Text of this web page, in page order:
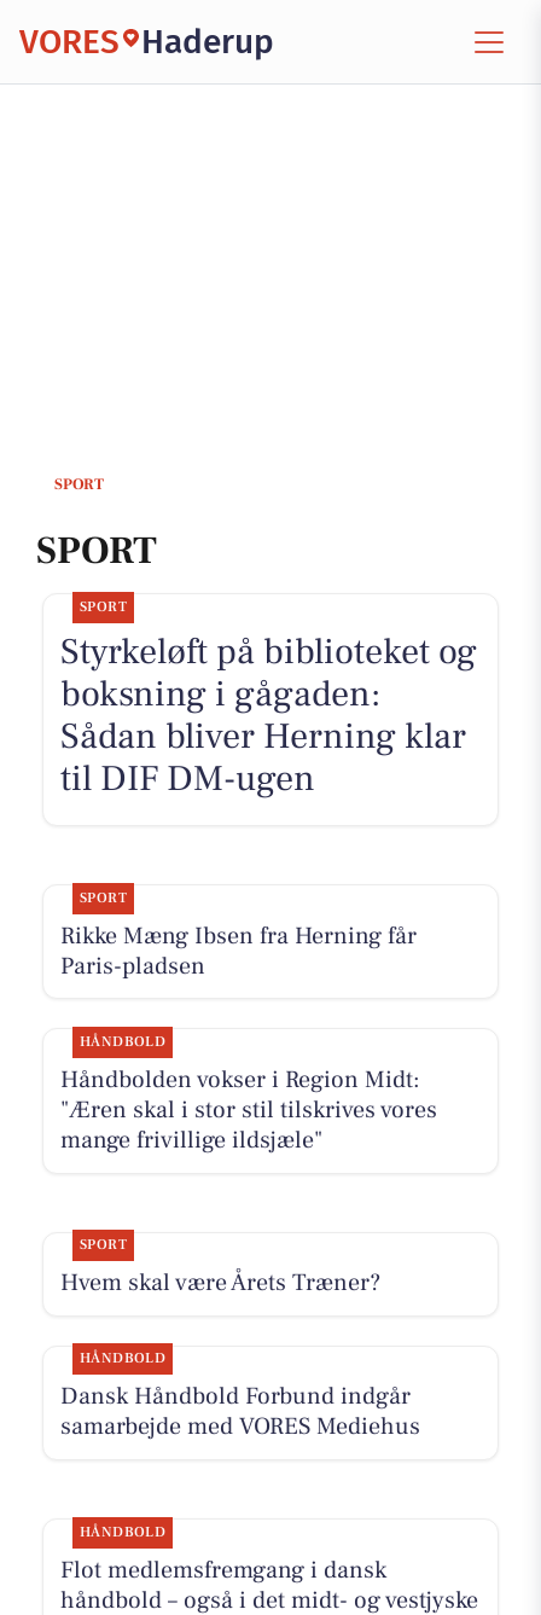
VORES Haderup
SPORT
SPORT
SPORT
Styrkeløft på biblioteket og
boksning i gågaden:
Sådan bliver Herning klar
til DIF DM-ugen
SPORT
Rikke Mæng Ibsen fra Herning får
Paris-pladsen
HÅNDBOLD
Håndbolden vokser i Region Midt:
"Æren skal i stor stil tilskrives vores
mange frivillige ildsjæle"
SPORT
Hvem skal være Årets Træner?
HÅNDBOLD
Dansk Håndbold Forbund indgår
samarbejde med VORES Mediehus
HÅNDBOLD
Flot medlemsfremgang i dansk
håndbold – også i det midt- og vestjyske